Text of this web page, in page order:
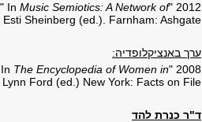
2012 "Fanny Mendelssohn's cantata Hiob: a transpersonal commentary on divine darkness." In
Music Semiotics: A Network of
. Esti Sheinberg (ed.). Farnham: Ashgate.
ערך באנציקלופדיה:
2008 "Amy Beach: composer, pianist and activist for Women's professional advancement." In
The Encyclopedia of Women in
Lynn Ford (ed.) New York: Facts on File.
ד"ר כנרת להד